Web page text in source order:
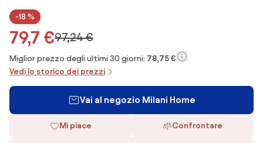
-18 %
79,7 €97,24 €
Miglior prezzo degli ultimi 30 giorni: 78,75 €
Vedi lo storico dei prezzi
Vai al negozio Milani Home
Mi piace Confrontare